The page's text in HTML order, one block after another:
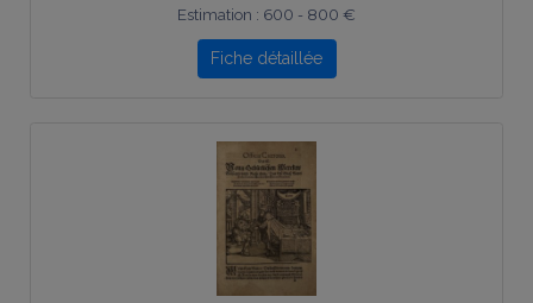
Estimation : 600 - 800 €
Fiche détaillée